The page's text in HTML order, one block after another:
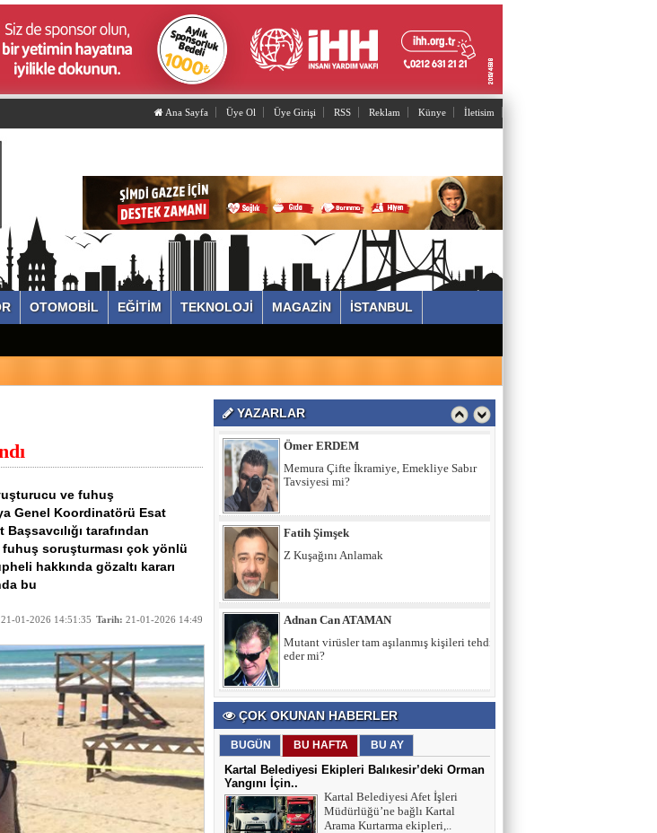
Ana Sayfa Üye Ol Üye Girişi RSS Reklam Künye İletisim
OTOMOBİL EĞİTİM TEKNOLOJİ MAGAZİN İSTANBUL
ve fuhuş
Genel Koordinatörü Esat
tarafından
soruşturması çok yönlü
hakkında gözaltı kararı
bu
21-01-2026 14:51:35 Tarih: 21-01-2026 14:49
YAZARLAR
Adnan Can ATAMAN
Mutant virüsler tam aşılanmış kişileri tehdit
eder mi?
YAŞ ve BAŞ 54
Yavuz ŞİMŞEK
Tek cümle 281 kelime...
Sevimgül ERDEM
Ömer ERDEM
Memura Çifte İkramiye, Emekliye Sabır
Tavsiyesi mi?
Fatih Şimşek
Z Kuşağını Anlamak
Adnan Can ATAMAN
Mutant virüsler tam aşılanmış kişileri tehdit
eder mi?
YAŞ ve BAŞ 54
Yavuz ŞİMŞEK
Tek cümle 281 kelime...
ÇOK OKUNAN HABERLER
BUGÜN BU HAFTA BU AY
Kartal Belediyesi Ekipleri Balıkesir’deki Orman
Yangını İçin..
Kartal Belediyesi Afet İşleri
Müdürlüğü’ne bağlı Kartal
Arama Kurtarma ekipleri,..